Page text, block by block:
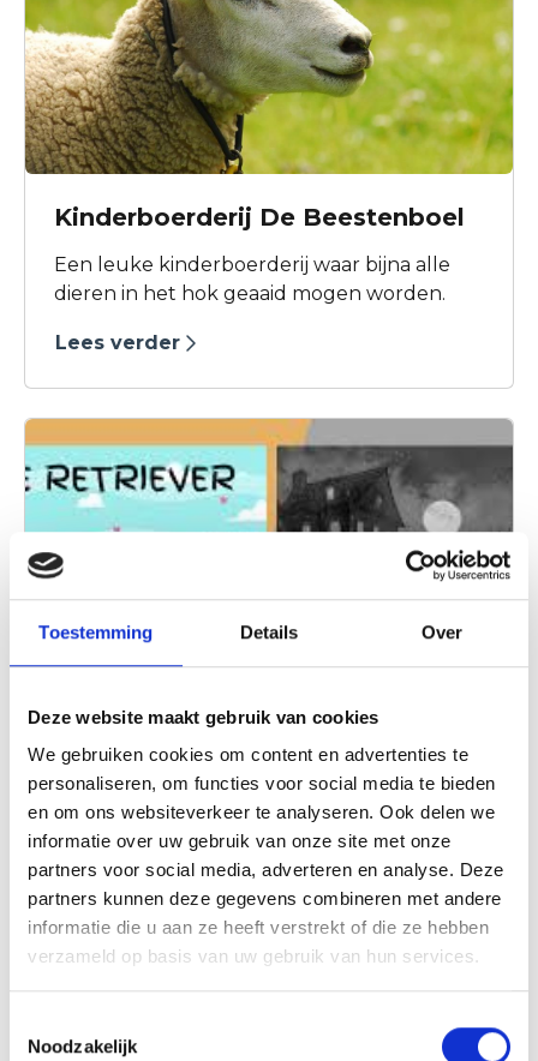
Toestemming Details Over
Deze website maakt gebruik van cookies
We gebruiken cookies om content en advertenties te
personaliseren, om functies voor social media te bieden
en om ons websiteverkeer te analyseren. Ook delen we
informatie over uw gebruik van onze site met onze
partners voor social media, adverteren en analyse. Deze
partners kunnen deze gegevens combineren met andere
informatie die u aan ze heeft verstrekt of die ze hebben
verzameld op basis van uw gebruik van hun services.
Noodzakelijk
Kinderboerderij De Beestenboel
Een leuke kinderboerderij waar bijna alle
dieren in het hok geaaid mogen worden.
Lees verder
The Brink Escaperoom
The Brink Escaperoom is een Escaperoom
Design/ Creation studio. Dit houdt in dat zij
escaperooms bedenken, ontwerpen en
bouwen.
Lees verder